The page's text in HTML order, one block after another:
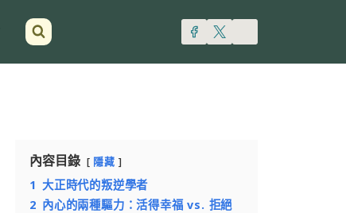
內容目錄 隱藏
1 大正時代的叛逆學者
2 內心的兩種驅力：活得幸福 vs. 拒絕